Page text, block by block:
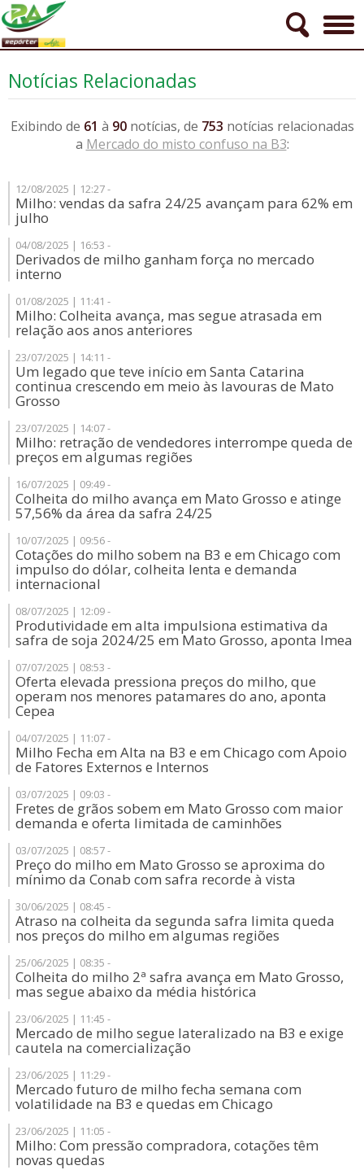
Notícias Relacionadas
Exibindo de 61 à 90notícias, de 753 notícias relacionadas
a Mercado do misto confuso na B3:
12/08/2025 | 12:27 -
Milho: vendas da safra 24/25 avançam para 62% em
julho
04/08/2025 | 16:53 -
Derivados de milho ganham força no mercado
interno
01/08/2025 | 11:41 -
Milho: Colheita avança, mas segue atrasada em
relação aos anos anteriores
23/07/2025 | 14:11 -
Um legado que teve início em Santa Catarina
continua crescendo em meio às lavouras de Mato
Grosso
23/07/2025 | 14:07 -
Milho: retração de vendedores interrompe queda de
preços em algumas regiões
16/07/2025 | 09:49 -
Colheita do milho avança em Mato Grosso e atinge
57,56% da área da safra 24/25
10/07/2025 | 09:56 -
Cotações do milho sobem na B3 e em Chicago com
impulso do dólar, colheita lenta e demanda
internacional
08/07/2025 | 12:09 -
Produtividade em alta impulsiona estimativa da
safra de soja 2024/25 em Mato Grosso, aponta Imea
07/07/2025 | 08:53 -
Oferta elevada pressiona preços do milho, que
operam nos menores patamares do ano, aponta
Cepea
04/07/2025 | 11:07 -
Milho Fecha em Alta na B3 e em Chicago com Apoio
de Fatores Externos e Internos
03/07/2025 | 09:03 -
Fretes de grãos sobem em Mato Grosso com maior
demanda e oferta limitada de caminhões
03/07/2025 | 08:57 -
Preço do milho em Mato Grosso se aproxima do
mínimo da Conab com safra recorde à vista
30/06/2025 | 08:45 -
Atraso na colheita da segunda safra limita queda
nos preços do milho em algumas regiões
25/06/2025 | 08:35 -
Colheita do milho 2ª safra avança em Mato Grosso,
mas segue abaixo da média histórica
23/06/2025 | 11:45 -
Mercado de milho segue lateralizado na B3 e exige
cautela na comercialização
23/06/2025 | 11:29 -
Mercado futuro de milho fecha semana com
volatilidade na B3 e quedas em Chicago
23/06/2025 | 11:05 -
Milho: Com pressão compradora, cotações têm
novas quedas